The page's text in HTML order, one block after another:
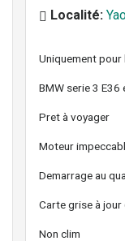
Localité:
Uniquement pour
BMW serie 3 E36
Pret à voyager
Moteur
Demarrage au
Carte grise à
Non clim